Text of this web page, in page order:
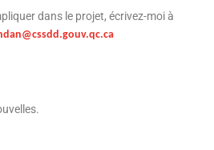
dans le projet, écrivez-moi à